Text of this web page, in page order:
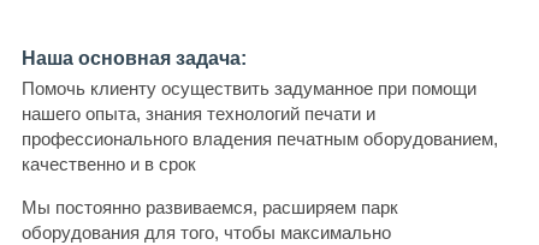
Наша основная задача:
Помочь клиенту осуществить задуманное при помощи
нашего опыта, знания технологий печати и
профессионального владения печатным оборудованием,
качественно и в срок
Мы постоянно развиваемся, расширяем парк
оборудования для того, чтобы максимально